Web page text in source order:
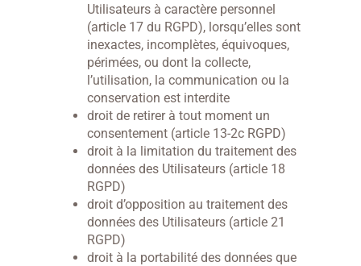
Utilisateurs à caractère personnel
(article 17 du RGPD), lorsqu’elles sont
inexactes, incomplètes, équivoques,
périmées, ou dont la collecte,
l’utilisation, la communication ou la
conservation est interdite
droit de retirer à tout moment un
consentement (article 13-2c RGPD)
droit à la limitation du traitement des
données des Utilisateurs (article 18
RGPD)
droit d’opposition au traitement des
données des Utilisateurs (article 21
RGPD)
droit à la portabilité des données que